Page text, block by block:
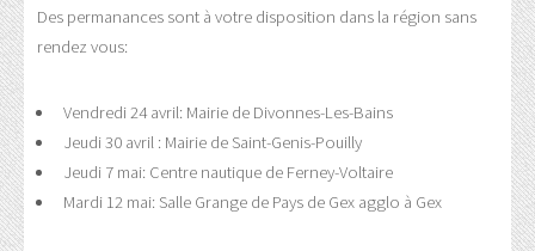
Des permanances sont à votre disposition dans la région sans
rendez vous:
Vendredi 24 avril: Mairie de Divonnes-Les-Bains
Jeudi 30 avril : Mairie de Saint-Genis-Pouilly
Jeudi 7 mai: Centre nautique de Ferney-Voltaire
Mardi 12 mai: Salle Grange de Pays de Gex agglo à Gex